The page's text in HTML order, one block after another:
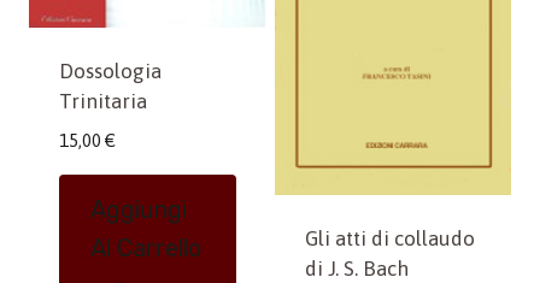
Dossologia
Trinitaria
15,00 €
Aggiungi
Al Carrello
Gli atti di collaudo
di J. S. Bach